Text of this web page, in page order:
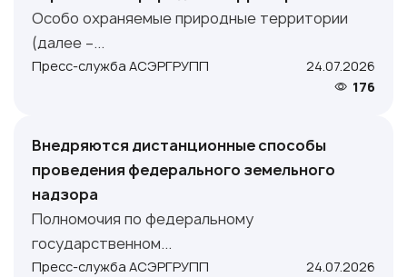
Особо охраняемые природные территории
(далее –...
Пресс-служба АСЭРГРУПП
24.07.2026
176
Внедряются дистанционные способы
проведения федерального земельного
надзора
Полномочия по федеральному
государственном...
Пресс-служба АСЭРГРУПП
24.07.2026